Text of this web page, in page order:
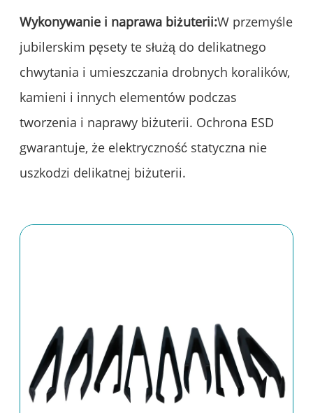
Wykonywanie i naprawa biżuterii:W przemyśle
jubilerskim pęsety te służą do delikatnego
chwytania i umieszczania drobnych koralików,
kamieni i innych elementów podczas
tworzenia i naprawy biżuterii. Ochrona ESD
gwarantuje, że elektryczność statyczna nie
uszkodzi delikatnej biżuterii.